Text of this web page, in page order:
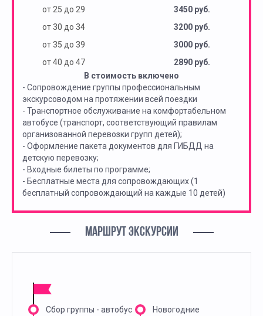
от 25 до 29
3450 руб.
от 30 до 34
3200 руб.
от 35 до 39
3000 руб.
от 40 до 47
2890 руб.
В стоимость включено
- Сопровождение группы профессиональным
экскурсоводом на протяжении всей поездки
- Транспортное обслуживание на комфортабельном
автобусе (транспорт, соответствующий правилам
организованной перевозки групп детей);
- Оформление пакета документов для ГИБДД на
детскую перевозку;
- Входные билеты по программе;
- Бесплатные места для сопровождающих (1
бесплатный сопровождающий на каждые 10 детей)
МАРШРУТ ЭКСКУРСИИ
Сбор группы - автобус
Новогодние